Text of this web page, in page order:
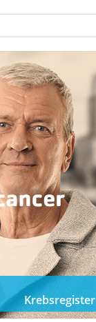
Krebsregister